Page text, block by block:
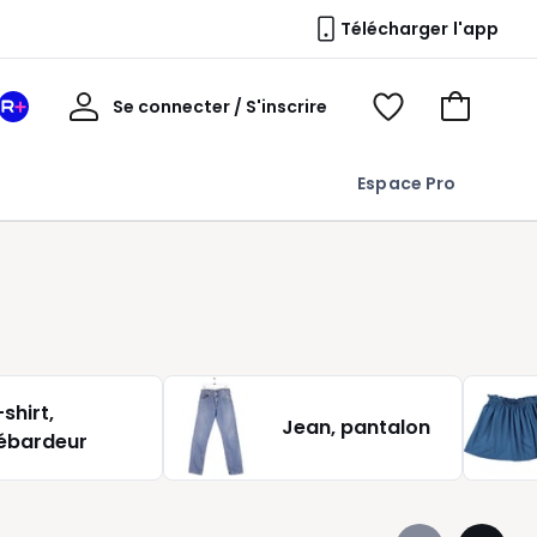
Télécharger l'app
Espace Pro
Mon
Se connecter / S'inscrire
Mon
Voir
Voir
Jean, pantalon